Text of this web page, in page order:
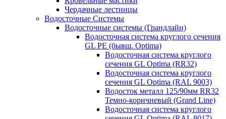
Чердачные лестницы
Водосточные Системы
Водосточные системы (Грандлайн)
Водосточная система круглого сечения
GL PE (бывш. Optima)
Водосточная система круглого
сечения GL Optima (RR32)
Водосточная система круглого
сечения GL Optima (RAL 9003)
Водосток металл 125/90мм RR32
Темно-коричневый (Grand Line)
Водосточная система круглого